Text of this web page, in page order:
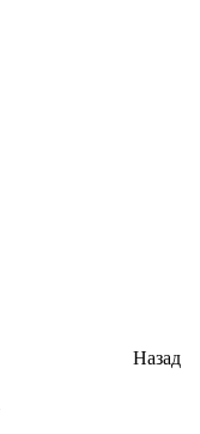
Назад